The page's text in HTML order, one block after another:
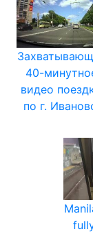
40-
видео
по г.